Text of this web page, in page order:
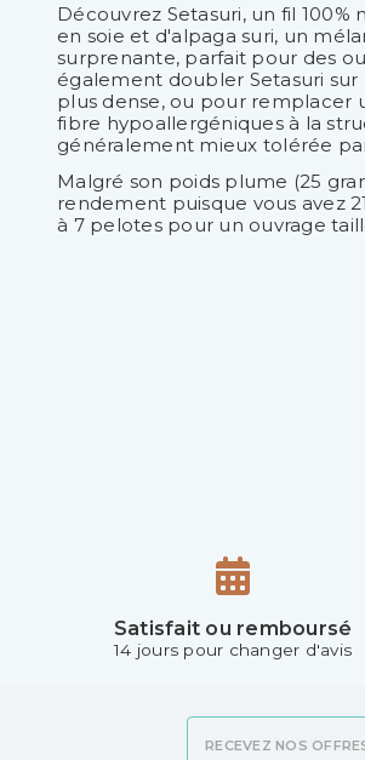
Découvrez Setasuri, un fil
en soie et d'alpaga suri, un
surprenante, parfait pour des
également doubler Setasuri
plus dense, ou pour remplacer
fibre hypoallergéniquesà la
généralement mieux tolérée
Malgré son poids plume (25
rendement puisque vous avez
à 7 pelotes pour un ouvrage
Satisfait ou remboursé
14 jours pour changer d'avis